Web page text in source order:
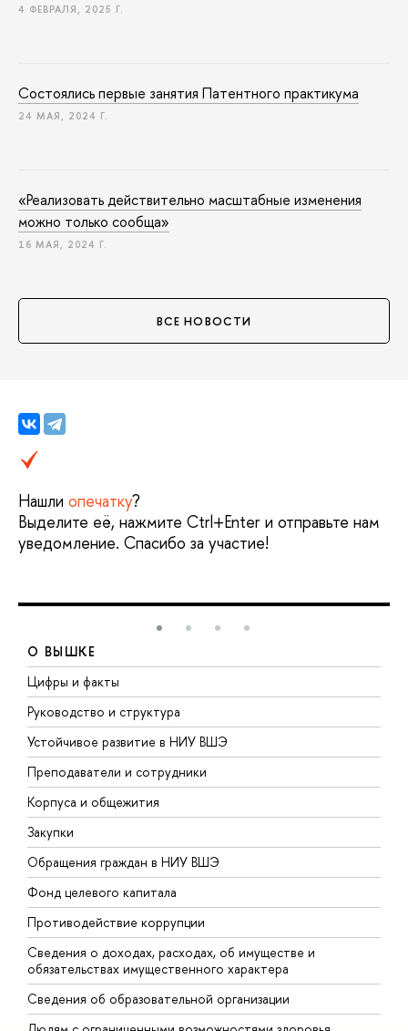
4 ФЕВРАЛЯ, 2025 Г.
Состоялись первые занятия Патентного практикума
24 МАЯ, 2024 Г.
«Реализовать действительно масштабные изменения
можно только сообща»
16 МАЯ, 2024 Г.
ВСЕ НОВОСТИ
Нашли опечатку?
Выделите её, нажмите Ctrl+Enter и отправьте нам
уведомление. Спасибо за участие!
О ВЫШКЕ
Цифры и факты
Руководство и структура
Устойчивое развитие в НИУ ВШЭ
Преподаватели и сотрудники
Корпуса и общежития
Закупки
Обращения граждан в НИУ ВШЭ
Фонд целевого капитала
Противодействие коррупции
Сведения о доходах, расходах, об имуществе и
обязательствах имущественного характера
Сведения об образовательной организации